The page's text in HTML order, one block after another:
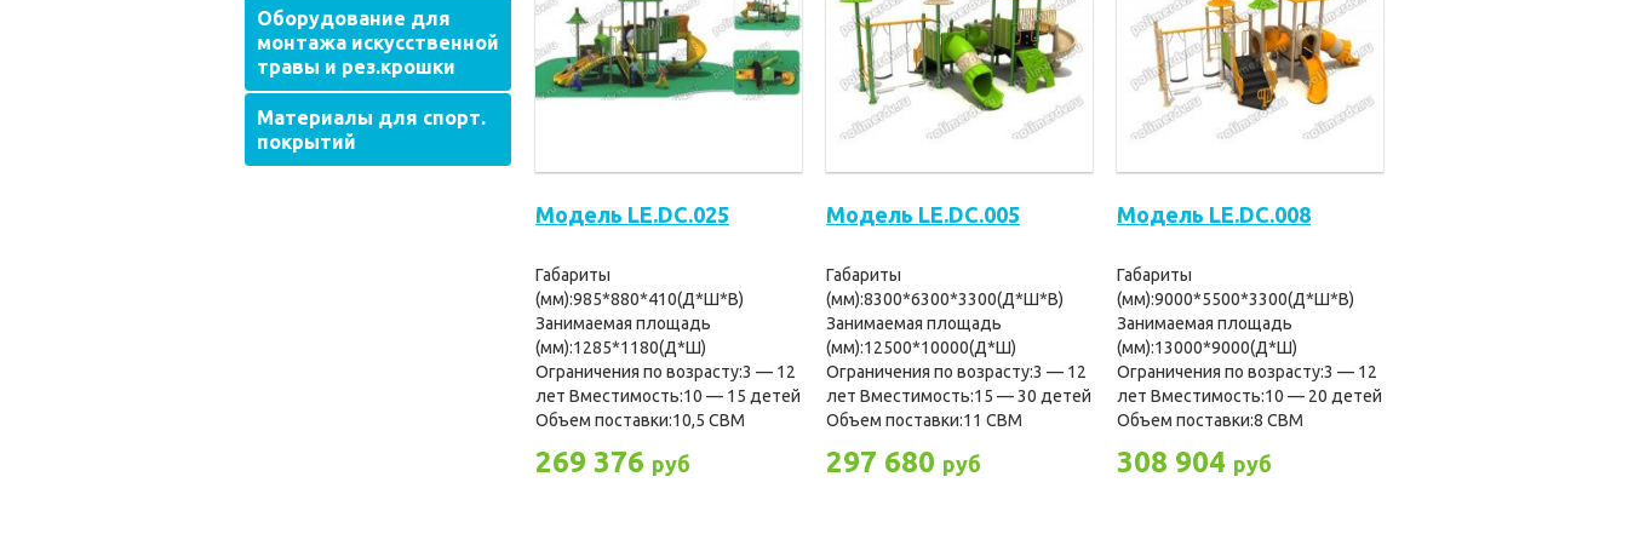
Оборудование для
монтажа искусственной
травы и рез.крошки
Материалы для спорт.
покрытий
Модель LE.DC.025
Габариты
(мм):985*880*410(Д*Ш*В)
Занимаемая площадь
(мм):1285*1180(Д*Ш)
Ограничения по возрасту:3 — 12
лет Вместимость:10 — 15 детей
Объем поставки:10,5 СBM
269 376 руб
Модель LE.DC.005
Габариты
(мм):8300*6300*3300(Д*Ш*В)
Занимаемая площадь
(мм):12500*10000(Д*Ш)
Ограничения по возрасту:3 — 12
лет Вместимость:15 — 30 детей
Объем поставки:11 CBM
297 680 руб
Модель LE.DC.008
Габариты
(мм):9000*5500*3300(Д*Ш*В)
Занимаемая площадь
(мм):13000*9000(Д*Ш)
Ограничения по возрасту:3 — 12
лет Вместимость:10 — 20 детей
Объем поставки:8 CBM
308 904 руб